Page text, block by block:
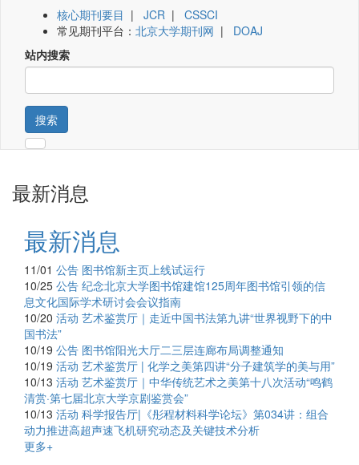
核心期刊要目 | JCR | CSSCI
常见期刊平台： 北京大学期刊网 | DOAJ
站内搜索
搜索
最新消息
最新消息
11/01 公告 图书馆新主页上线试运行
10/25 公告 纪念北京大学图书馆建馆125周年图书馆引领的信
息文化国际学术研讨会会议指南
10/20 活动 艺术鉴赏厅｜走近中国书法第九讲“世界视野下的中
国书法”
10/19 公告 图书馆阳光大厅二三层连廊布局调整通知
10/19 活动 艺术鉴赏厅 | 化学之美第四讲“分子建筑学的美与用”
10/13 活动 艺术鉴赏厅｜中华传统艺术之美第十八次活动“鸣鹤
清赏·第七届北京大学京剧鉴赏会”
10/13 活动 科学报告厅|《彤程材料科学论坛》第034讲：组合
动力推进高超声速飞机研究动态及关键技术分析
更多+